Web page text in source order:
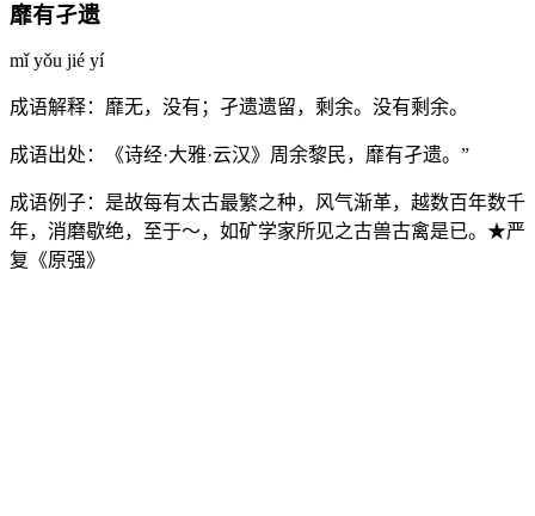
靡有孑遗
mǐ yǒu jié yí
成语解释： 靡无，没有；孑遗遗留，剩余。没有剩余。
成语出处： 《诗经·大雅·云汉》周余黎民，靡有孑遗。”
成语例子： 是故每有太古最繁之种，风气渐革，越数百年数千
年，消磨歇绝，至于～，如矿学家所见之古兽古禽是已。★严
复《原强》